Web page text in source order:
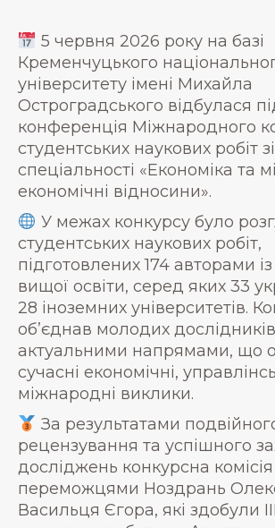
5 червня 2026 року на базі
Кременчуцького
університету імені Михайла
Остроградського відбулася
конференція Міжнародного
студентських наукових робіт зі
спеціальності «Економіка та
економічні відносини».
У межах конкурсу було
студентських наукових робіт,
підготовлених 174 авторами
вищої освіти, серед яких 33
28 іноземних університетів.
об’єднав молодих
актуальними напрямами, що
сучасні економічні,
міжнародні виклики.
За результатами
рецензування та успішного
досліджень конкурсна
переможцями Ноздрань
Васильця Єгора, які здобули